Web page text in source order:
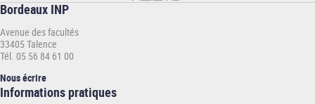
Bordeaux INP
Avenue des facultés
33405 Talence
Tél. 05 56 84 61 00
Nous écrire
Informations
Informations pratiques